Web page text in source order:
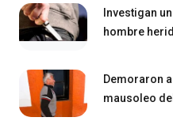
Investigan
hombre
Demoraron
mausoleo